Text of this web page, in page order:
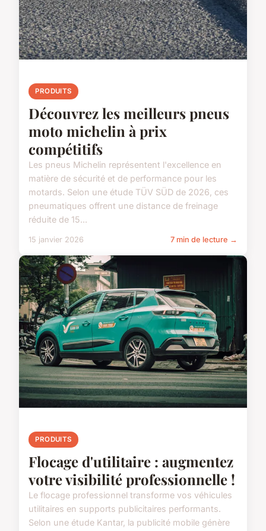
PRODUITS
Découvrez les meilleurs pneus
moto michelin à prix
compétitifs
Les pneus Michelin représentent l'excellence en
matière de sécurité et de performance pour les
motards. Selon une étude TÜV SÜD de 2026, ces
pneumatiques offrent une distance de freinage
réduite de 15...
15 janvier 2026 7 min de lecture →
PRODUITS
Flocage d'utilitaire : augmentez
votre visibilité professionnelle !
Le flocage professionnel transforme vos véhicules
utilitaires en supports publicitaires performants.
Selon une étude Kantar, la publicité mobile génère